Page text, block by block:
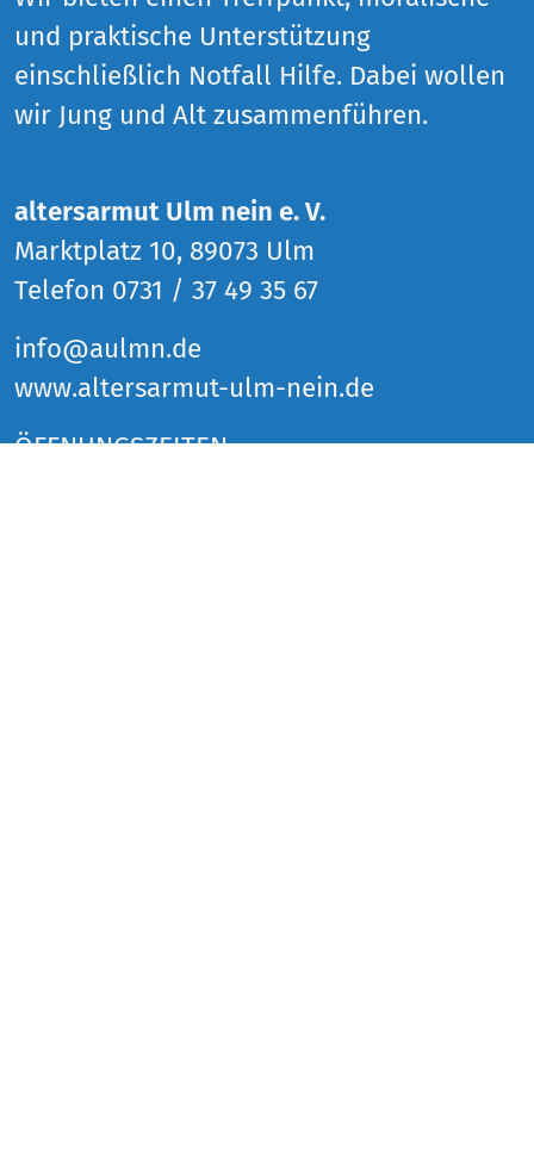
und praktische Unterstützung
einschließlich Notfall Hilfe. Dabei wollen
wir Jung und Alt zusammenführen.
altersarmut Ulm nein e. V.
Marktplatz 10, 89073 Ulm
Telefon 0731 / 37 49 35 67
info@aulmn.de
www.altersarmut-ulm-nein.de
ÖFFNUNGSZEITEN